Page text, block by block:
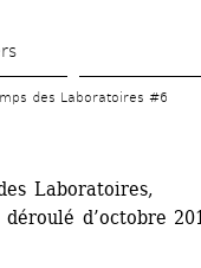
des Laboratoires #6
Laboratoires,
d’octobre